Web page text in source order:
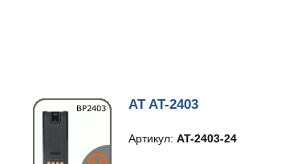
AT AT-2403
Артикул:AT-2403-24